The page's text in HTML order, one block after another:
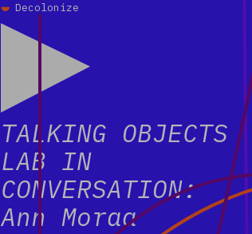
Decolonize
TALKING OBJECTS
LAB IN
CONVERSATION:
Ann Moraa